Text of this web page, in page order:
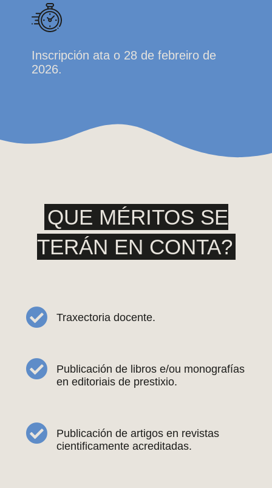
Inscripción ata o 28 de febreiro de
2026.
QUE MÉRITOS SE
TERÁN EN CONTA?
Traxectoria docente.
Publicación de libros e/ou monografías
en editoriais de prestixio.
Publicación de artigos en revistas
cientificamente acreditadas.